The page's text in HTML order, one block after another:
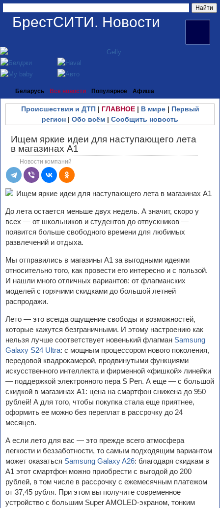
БрестСИТИ. Новости
Беларусь Все новости Популярное Афиша
Происшествия и ДТП| ГЛАВНОЕ| В мире| Первый
регион | Обо всём | Сообщить новость
Ищем яркие идеи для наступающего лета
в магазинах А1
Новости компаний
До лета остается меньше двух недель. А значит, скоро у
всех — от школьников и студентов до отпускников —
появится больше свободного времени для любимых
развлечений и отдыха.
Мы отправились в магазины А1 за выгодными идеями
относительно того, как провести его интересно и с пользой.
И нашли много отличных вариантов: от флагманских
моделей с горячими скидками до большой летней
распродажи.
Лето — это всегда ощущение свободы и возможностей,
которые кажутся безграничными. И этому настроению как
нельзя лучше соответствует новенький флагман Samsung
Galaxy S24 Ultra: с мощным процессором нового поколения,
передовой квадрокамерой, продвинутыми функциями
искусственного интеллекта и фирменной «фишкой» линейки
— поддержкой электронного пера S Pen. А еще — с большой
скидкой в магазинах А1: цена на смартфон снижена до 950
рублей! А для того, чтобы покупка стала еще приятнее,
оформить ее можно без переплат в рассрочку до 24
месяцев.
А если лето для вас — это прежде всего атмосфера
легкости и беззаботности, то самым подходящим вариантом
может оказаться Samsung Galaxy A26: благодаря скидкам в
А1 этот смартфон можно приобрести с выгодой до 200
рублей, в том числе в рассрочку с ежемесячным платежом
от 37,45 рубля. При этом вы получите современное
устройство с большим Super AMOLED-экраном, тонким